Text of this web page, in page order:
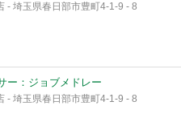
- 埼玉県春日部市豊町4-1-9 - 8
ー：ジョブメドレー
- 埼玉県春日部市豊町4-1-9 - 8